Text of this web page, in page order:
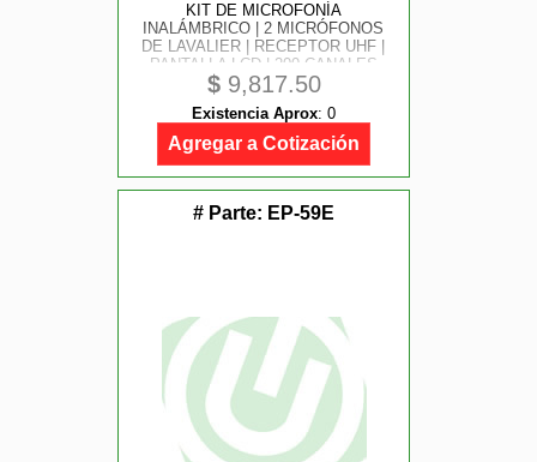
KIT DE MICROFONÍA
INALÁMBRICO | 2 MICRÓFONOS
DE LAVALIER | RECEPTOR UHF |
PANTALLA LCD | 200 CANALES
| GRAN COBERTURA
$9,817.50
Existencia Aprox: 0
Agregar a Cotización
# Parte: EP-59E